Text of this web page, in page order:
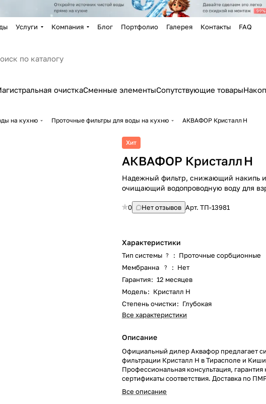
Услуги Компания Блог Портфолио Галерея Контакты FAQ
очисткаСменные элементыСопутствующие товары
на кухню Проточные фильтры для воды на кухню АКВАФОР Кристалл Н
Хит
АКВАФОР Кристалл Н
Надежный фильтр, снижающий накипь и
очищающий водопроводную воду для
0 Нет отзывов Арт.ТП-13981
Характеристики
Тип системы ? : Проточные сорбционные
Мембранна
? : Нет
Гарантия: 12 месяцев
Модель: Кристалл Н
Степень очистки: Глубокая
Все характеристики
Описание
Официальный дилер Аквафор предлагает
фильтрации Кристалл Н в Тирасполе и
Профессиональная консультация, гарантия
сертификаты соответствия. Доставка по
Закажите фильтр для очистки жесткой воды
телефону +(373) 779 14111. Магазин
Все описание